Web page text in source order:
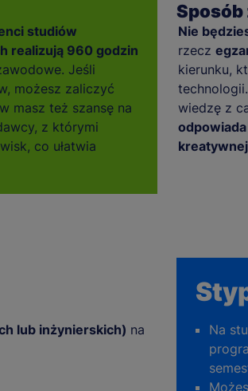
studiów
realizują 960 godzin
Jeśli
możesz zaliczyć
masz też szansę na
z którymi
co ułatwia
Nie
rzecz
kierunku,
wiedzę z
lub inżynierskich) na
Na